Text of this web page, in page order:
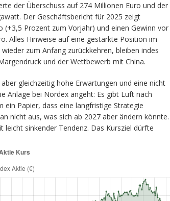
der Überschuss auf 274 Millionen Euro und der
Der Geschäftsbericht für 2025 zeigt
Prozent zum Vorjahr) und einen Gewinn vor
Alles Hinweise auf eine gestärkte Position im
zum Anfang zurückkehren, bleiben indes
und der Wettbewerb mit China.
gleichzeitig hohe Erwartungen und eine nicht
Anlage bei Nordex angeht: Es gibt Luft nach
ein Papier, dass eine langfristige Strategie
nicht aus, was sich ab 2027 aber ändern könnte.
sinkender Tendenz. Das Kursziel dürfte